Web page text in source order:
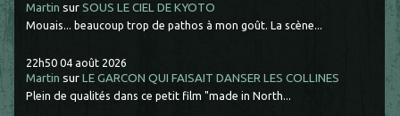
Martin surSOUS LE CIEL DE KYOTO
Mouais... beaucoup trop de pathos à mon goût. La scène...
22h50 04 août 2026
Martin surLE GARCON QUI FAISAIT DANSER LES COLLINES
Plein de qualités dans ce petit film "made in North...